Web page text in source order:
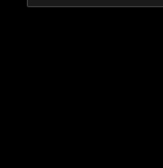
for: